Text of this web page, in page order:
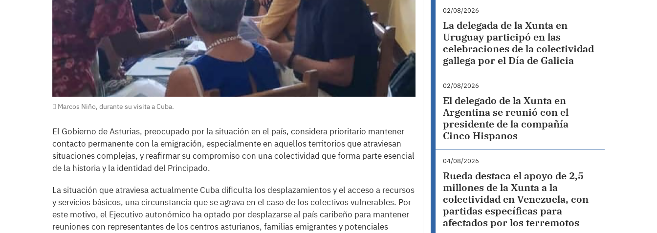
Marcos Niño, durante su visita a Cuba.
El Gobierno de Asturias, preocupado por la situación en el país, considera prioritario mantener
contacto permanente con la emigración, especialmente en aquellos territorios que atraviesan
situaciones complejas, y reafirmar su compromiso con una colectividad que forma parte esencial
de la historia y la identidad del Principado.
La situación que atraviesa actualmente Cuba dificulta los desplazamientos y el acceso a recursos
y servicios básicos, una circunstancia que se agrava en el caso de los colectivos vulnerables. Por
este motivo, el Ejecutivo autonómico ha optado por desplazarse al país caribeño para mantener
reuniones con representantes de los centros asturianos, familias emigrantes y potenciales
02/08/2026
La delegada de la Xunta en
Uruguay participó en las
celebraciones de la colectividad
gallega por el Día de Galicia
02/08/2026
El delegado de la Xunta en
Argentina se reunió con el
presidente de la compañía
Cinco Hispanos
04/08/2026
Rueda destaca el apoyo de 2,5
millones de la Xunta a la
colectividad en Venezuela, con
partidas específicas para
afectados por los terremotos